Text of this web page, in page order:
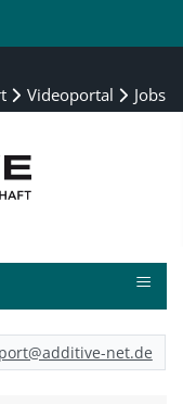
Videoportal Jobs
≡
net.de